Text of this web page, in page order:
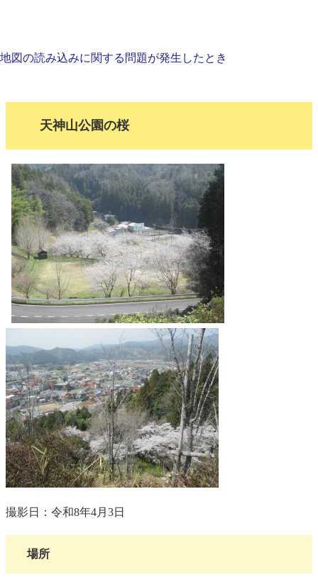
地図の読み込みに関する問題が発生したとき
天神山公園の桜
撮影日：令和8年4月3日
場所